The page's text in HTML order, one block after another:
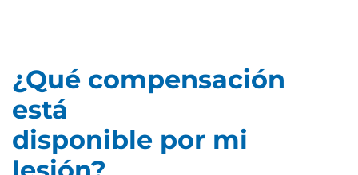
¿Qué compensación
está
disponible por mi